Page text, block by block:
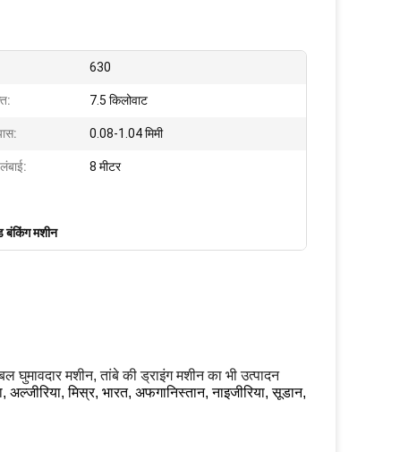
630
7.5 किलोवाट
0.08-1.04 मिमी
8 मीटर
बंकिंग मशीन
घुमावदार मशीन, तांबे की ड्राइंग मशीन का भी उत्पादन
अल्जीरिया, मिस्र, भारत, अफगानिस्तान, नाइजीरिया, सूडान,